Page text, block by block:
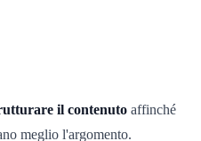
il contenuto affinché
meglio l'argomento.